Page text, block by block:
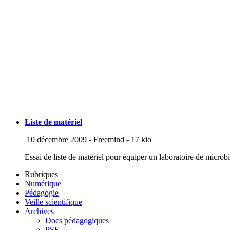
Liste de matériel
10 décembre 2009 - Freemind - 17 kio
Essai de liste de matériel pour équiper un laboratoire de
Rubriques
Numérique
Pédagogie
Veille scientifique
Archives
Docs pédagogiques